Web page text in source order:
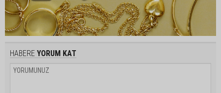
HABERE YORUM KAT